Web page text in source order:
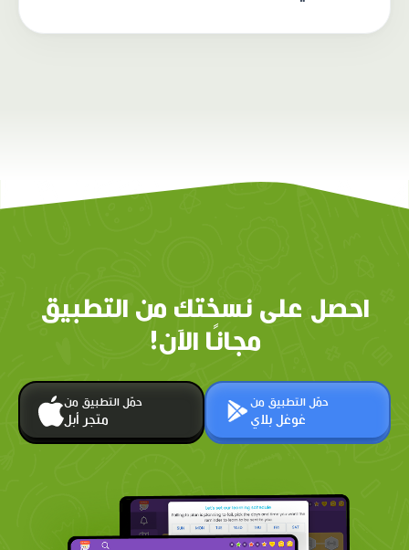
احصل على نسختك من التطبيق
مجانًا الآن!
حمّل التطبيق من
متجر أبل
حمّل التطبيق من
غوغل بلاي